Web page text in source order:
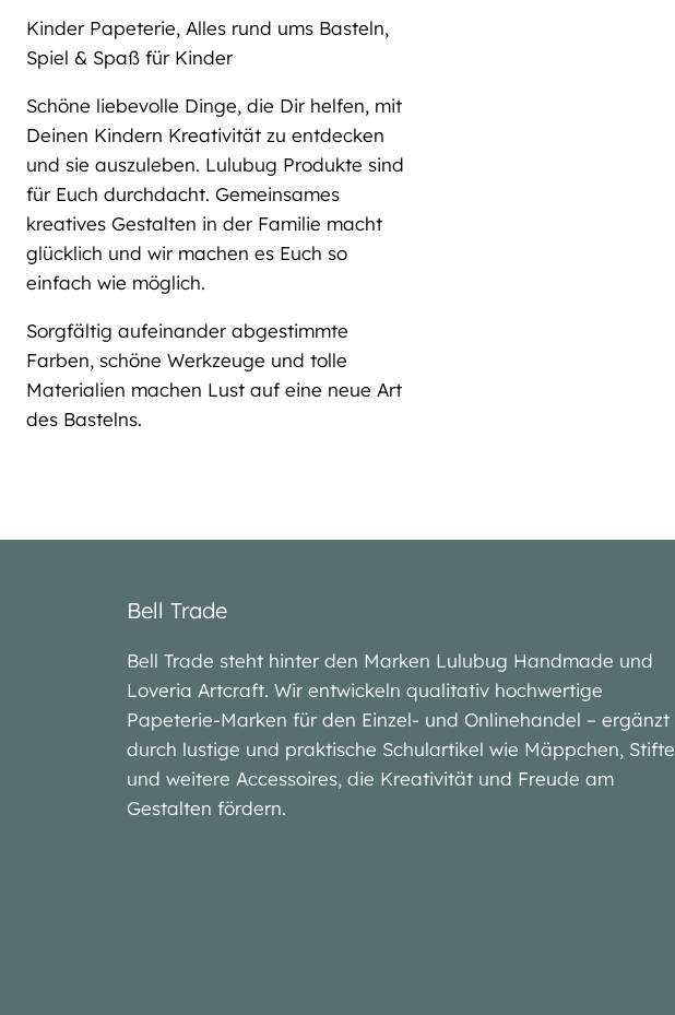
Kinder Papeterie, Alles rund ums Basteln,
Spiel & Spaß für Kinder
Schöne liebevolle Dinge, die Dir helfen, mit
Deinen Kindern Kreativität zu entdecken
und sie auszuleben. Lulubug Produkte sind
für Euch durchdacht. Gemeinsames
kreatives Gestalten in der Familie macht
glücklich und wir machen es Euch so
einfach wie möglich.
Sorgfältig aufeinander abgestimmte
Farben, schöne Werkzeuge und tolle
Materialien machen Lust auf eine neue Art
des Bastelns.
Bell Trade
Bell Trade steht hinter den Marken Lulubug Handmade und
Loveria Artcraft. Wir entwickeln qualitativ hochwertige
Papeterie-Marken für den Einzel- und Onlinehandel – ergänzt
durch lustige und praktische Schulartikel wie Mäppchen, Stifte
und weitere Accessoires, die Kreativität und Freude am
Gestalten fördern.